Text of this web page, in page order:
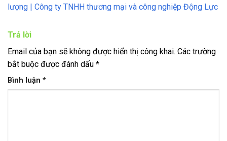
lượng | Công ty TNHH thương mại và công nghiệp Động Lực
Trả lời
Email của bạn sẽ không được hiển thị công khai. Các trường
bắt buộc được đánh dấu *
Bình luận *